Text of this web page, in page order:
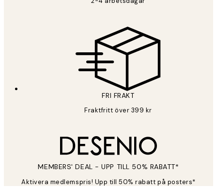
FRI FRAKT
Fraktfritt över 399 kr
MEMBERS' DEAL - UPP TILL 50% RABATT*
Aktivera medlemspris! Upp till 50% rabatt på posters*